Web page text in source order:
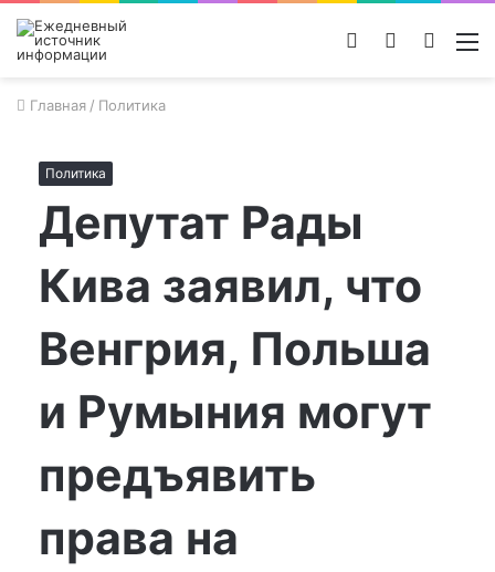
Поиск
Switch
Войти
Главная / Политика
Политика
Депутат Рады
Кива заявил, что
Венгрия, Польша
и Румыния могут
предъявить
права на